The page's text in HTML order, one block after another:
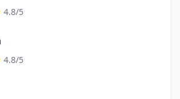
4.8/5
4.8/5